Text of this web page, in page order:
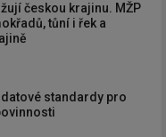
českou krajinu. MŽP
tůní i řek a
datové standardy pro